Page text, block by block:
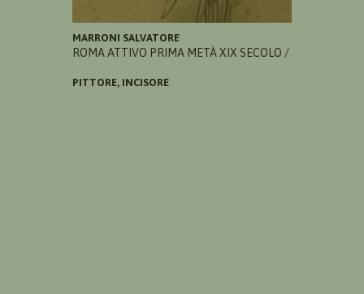
MARRONI SALVATORE
ROMA ATTIVO PRIMA METÀ XIX SECOLO /
PITTORE, INCISORE